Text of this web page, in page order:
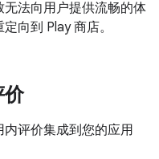
法向用户提供流畅的体
向到 Play 商店。
价
评价集成到您的应用